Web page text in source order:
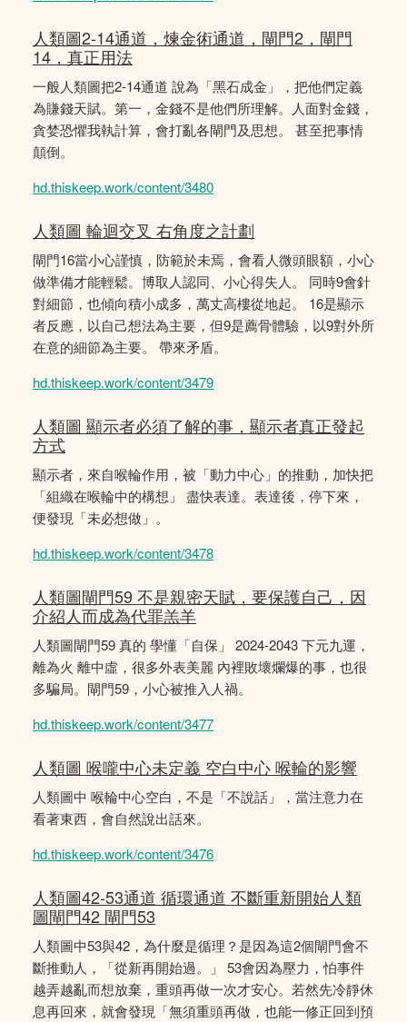
人類圖2-14通道，煉金術通道，閘門2，閘門
14，真正用法
一般人類圖把2-14通道 說為「黑石成金」，把他們定義
為賺錢天賦。第一，金錢不是他們所理解。人面對金錢，
貪婪恐懼我執計算，會打亂各閘門及思想。 甚至把事情
顛倒。
hd.thiskeep.work/content/3480
人類圖 輪迴交叉 右角度之計劃
閘門16當小心謹慎，防範於未焉，會看人微頭眼額，小心
做準備才能輕鬆。博取人認同、小心得失人。 同時9會針
對細節，也傾向積小成多，萬丈高樓從地起。 16是顯示
者反應，以自己想法為主要，但9是薦骨體驗，以9對外所
在意的細節為主要。 帶來矛盾。
hd.thiskeep.work/content/3479
人類圖 顯示者必須了解的事，顯示者真正發起
方式
顯示者，來自喉輪作用，被「動力中心」的推動，加快把
「組織在喉輪中的構想」 盡快表達。表達後，停下來，
便發現「未必想做」。
hd.thiskeep.work/content/3478
人類圖閘門59 不是親密天賦，要保護自己，因
介紹人而成為代罪羔羊
人類圖閘門59 真的 學懂「自保」 2024-2043 下元九運，
離為火 離中虛，很多外表美麗 內裡敗壞爛爆的事，也很
多騙局。閘門59，小心被推入人禍。
hd.thiskeep.work/content/3477
人類圖 喉嚨中心未定義 空白中心 喉輪的影響
人類圖中 喉輪中心空白，不是「不說話」，當注意力在
看著東西，會自然說出話來。
hd.thiskeep.work/content/3476
人類圖42-53通道 循環通道 不斷重新開始人類
圖閘門42 閘門53
人類圖中53與42，為什麼是循理？是因為這2個閘門會不
斷推動人，「從新再開始過。」 53會因為壓力，怕事件
越弄越亂而想放棄，重頭再做一次才安心。若然先冷靜休
息再回來，就會發現「無須重頭再做，也能一修正回到預